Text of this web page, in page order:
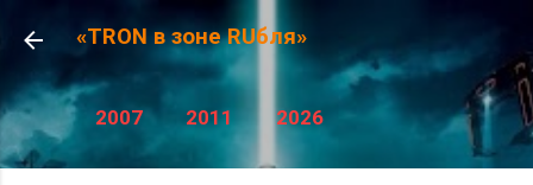
К основному контенту
«TRON в зоне RUбля»
2007 2011 2026